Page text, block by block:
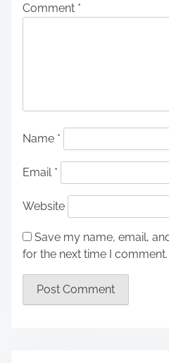
Comment *
Name *
Email *
Website
Save my name, email,
for the next time I comment.